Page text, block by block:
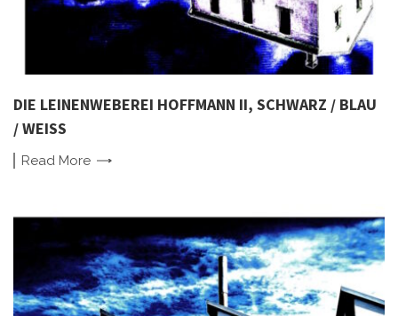
DIE LEINENWEBEREI HOFFMANN II, SCHWARZ / BLAU
/ WEISS
Read More